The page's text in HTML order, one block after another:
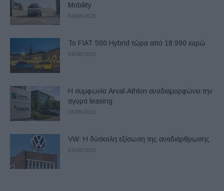
Mobility
04/08/2026
Το FIAT 500 Hybrid τώρα από 18.990 ευρώ
04/08/2026
Η συμφωνία Arval-Athlon αναδιαμορφώνει την
αγορά leasing
03/08/2026
VW: Η δύσκολη εξίσωση της αναδιάρθρωσης
03/08/2026